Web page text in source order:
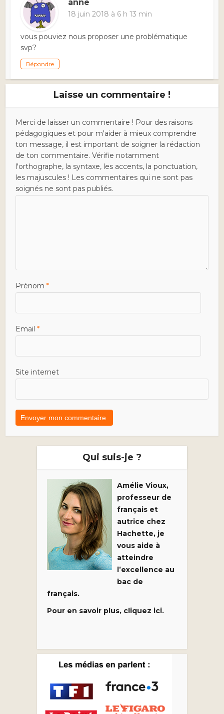
anne
18 juin 2018 à 6 h 13 min
vous pouviez nous proposer une problématique
svp?
Répondre
Laisse un commentaire !
Merci de laisser un commentaire ! Pour des raisons
pédagogiques et pour m'aider à mieux comprendre
ton message, il est important de soigner la rédaction
de ton commentaire. Vérifie notamment
l'orthographe, la syntaxe, les accents, la ponctuation,
les majuscules ! Les commentaires qui ne sont pas
soignés ne sont pas publiés.
Prénom*
Email*
Site internet
Qui suis-je ?
Amélie Vioux,
professeur de
français et
autrice chez
Hachette, je
vous aide à
atteindre
l’excellence au
bac de
français.
Pour en savoir plus, cliquez ici.